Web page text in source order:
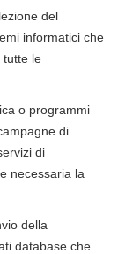
del
informatici che
tutte le
o programmi
di
di
necessaria la
della
database che